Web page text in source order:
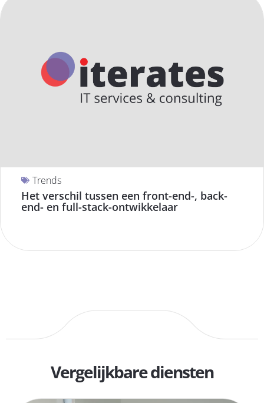
Trends
Het verschil tussen een front-end-, back-
end- en full-stack-ontwikkelaar
Vergelijkbare diensten